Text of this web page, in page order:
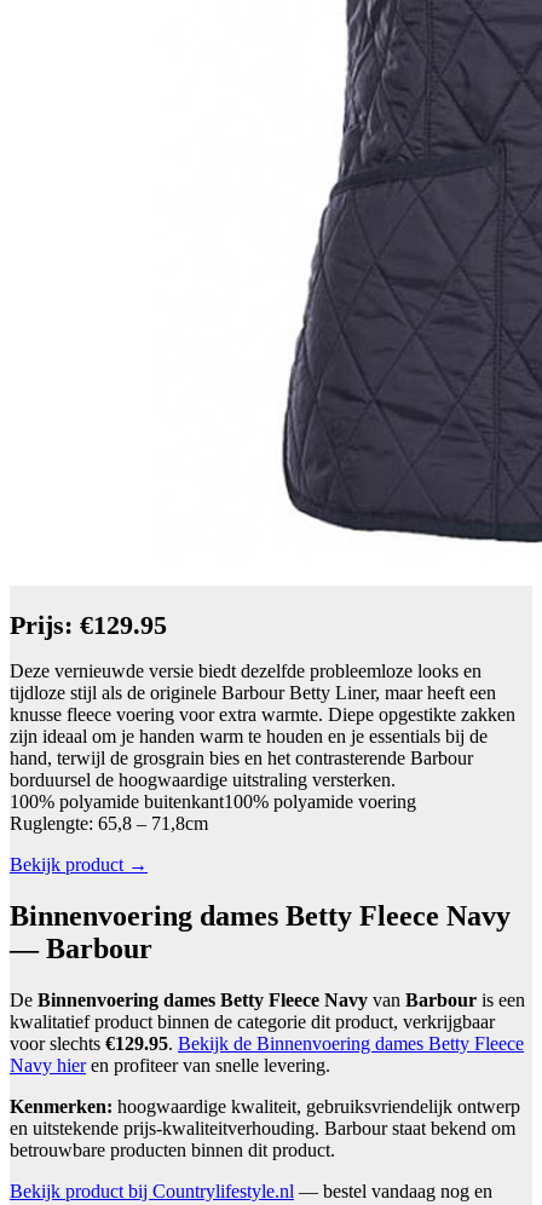
Prijs: €129.95
Deze vernieuwde versie biedt dezelfde probleemloze looks en
tijdloze stijl als de originele Barbour Betty Liner, maar heeft een
knusse fleece voering voor extra warmte. Diepe opgestikte zakken
zijn ideaal om je handen warm te houden en je essentials bij de
hand, terwijl de grosgrain bies en het contrasterende Barbour
borduursel de hoogwaardige uitstraling versterken.
100% polyamide buitenkant100% polyamide voering
Ruglengte: 65,8 – 71,8cm
Bekijk product →
Binnenvoering dames Betty Fleece Navy
— Barbour
De Binnenvoering dames Betty Fleece Navy van Barbour is een
kwalitatief product binnen de categorie dit product, verkrijgbaar
voor slechts €129.95. Bekijk de Binnenvoering dames Betty Fleece
Navy hieren profiteer van snelle levering.
Kenmerken: hoogwaardige kwaliteit, gebruiksvriendelijk ontwerp
en uitstekende prijs-kwaliteitverhouding. Barbour staat bekend om
betrouwbare producten binnen dit product.
Bekijk product bij Countrylifestyle.nl — bestel vandaag nog en